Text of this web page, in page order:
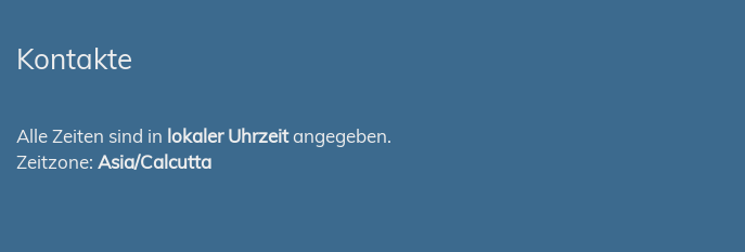
Kontakte
Alle Zeiten sind in lokaler Uhrzeitangegeben.
Zeitzone: Asia/Calcutta